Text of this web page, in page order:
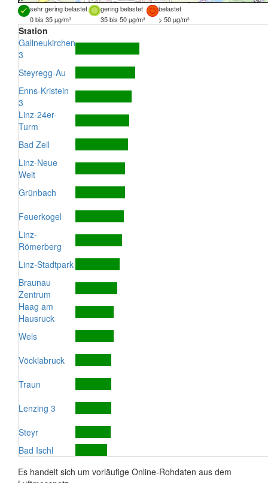
sehr gering belastet gering belastet
belastet
0 bis 35 µg/m³
35 bis 50 µg/m³ > 50 µg/m³
Station
Gallneukirchen
3
Steyregg-Au
Enns-Kristein
3
Linz-24er-
Turm
Bad Zell
Linz-Neue
Welt
Grünbach
Feuerkogel
Linz-
Römerberg
Linz-Stadtpark
Braunau
Zentrum
Haag am
Hausruck
Wels
Vöcklabruck
Traun
Lenzing 3
Steyr
Bad Ischl
Es handelt sich um vorläufige Online-Rohdaten aus dem